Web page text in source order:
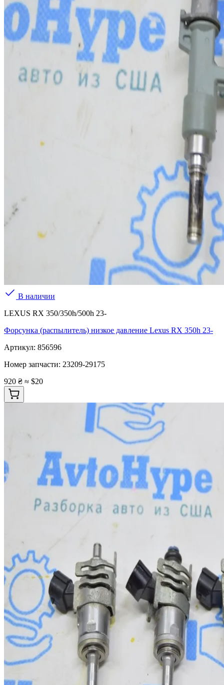
В наличии
LEXUS RX 350/350h/500h 23-
Форсунка (распылитель) низкое давление Lexus RX 350h 23-
Артикул: 856596
Номер запчасти: 23209-29175
920 ₴ ≈ $20